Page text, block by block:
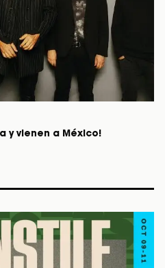
y vienen a México!